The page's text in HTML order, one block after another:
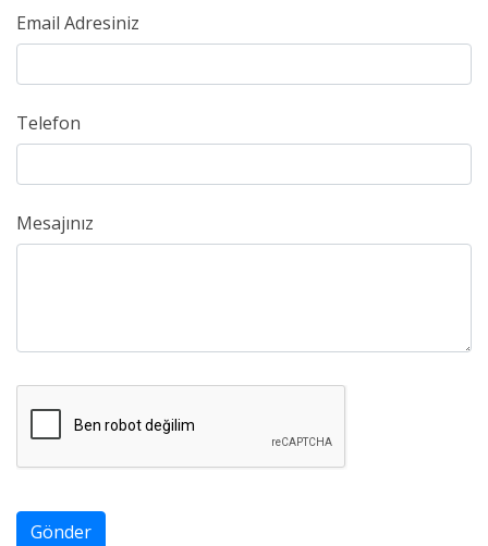
Email Adresiniz
Telefon
Mesajınız
Gönder